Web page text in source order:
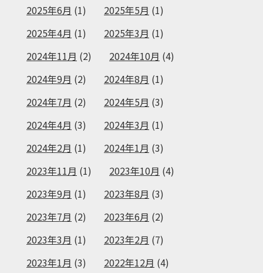
2025年6月 (1) 2025年5月 (1)
2025年4月 (1) 2025年3月 (1)
2024年11月 (2) 2024年10月 (4)
2024年9月 (2) 2024年8月 (1)
2024年7月 (2) 2024年5月 (3)
2024年4月 (3) 2024年3月 (1)
2024年2月 (1) 2024年1月 (3)
2023年11月 (1) 2023年10月 (4)
2023年9月 (1) 2023年8月 (3)
2023年7月 (2) 2023年6月 (2)
2023年3月 (1) 2023年2月 (7)
2023年1月 (3) 2022年12月 (4)